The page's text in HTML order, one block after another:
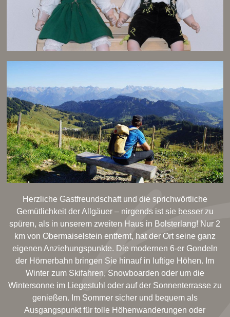
Herzliche Gastfreundschaft und die sprichwörtliche
Gemütlichkeit der Allgäuer – nirgends ist sie besser zu
spüren, als in unserem zweiten Haus in Bolsterlang! Nur 2
km von Obermaiselstein entfernt, hat der Ort seine ganz
eigenen Anziehungspunkte. Die modernen 6-er Gondeln
der Hörnerbahn bringen Sie hinauf in luftige Höhen. Im
Winter zum Skifahren, Snowboarden oder um die
Wintersonne im Liegestuhl oder auf der Sonnenterrasse zu
genießen. Im Sommer sicher und bequem als
Ausgangspunkt für tolle Höhenwanderungen oder